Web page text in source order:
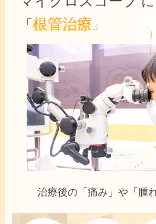
「 根管治療」
治療後の「痛み」や「腫